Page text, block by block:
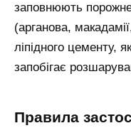
заповнюють
(арганова,
ліпідного цементу,
запобігає
правила